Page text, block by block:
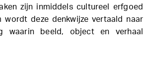
zijn inmiddels cultureel erfgoed
wordt deze denkwijze vertaald naar
waarin beeld, object en verhaal